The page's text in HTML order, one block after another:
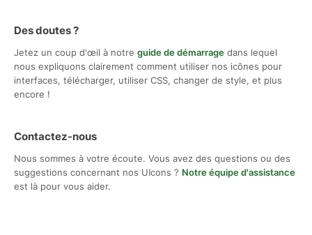
Des doutes ?
Jetez un coup d'œil à notre guide de démarrage dans lequel
nous expliquons clairement comment utiliser nos icônes pour
interfaces, télécharger, utiliser CSS, changer de style, et plus
encore !
Contactez-nous
Nous sommes à votre écoute. Vous avez des questions ou des
suggestions concernant nos UIcons ? Notre équipe d'assistance
est là pour vous aider.